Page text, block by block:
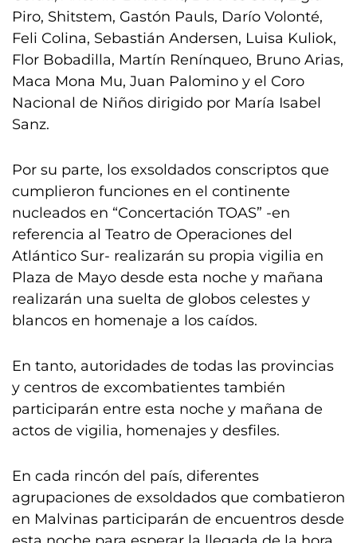
Piro, Shitstem, Gastón Pauls, Darío Volonté,
Feli Colina, Sebastián Andersen, Luisa Kuliok,
Flor Bobadilla, Martín Renínqueo, Bruno Arias,
Maca Mona Mu, Juan Palomino y el Coro
Nacional de Niños dirigido por María Isabel
Sanz.
Por su parte, los exsoldados conscriptos que
cumplieron funciones en el continente
nucleados en “Concertación TOAS” -en
referencia al Teatro de Operaciones del
Atlántico Sur- realizarán su propia vigilia en
Plaza de Mayo desde esta noche y mañana
realizarán una suelta de globos celestes y
blancos en homenaje a los caídos.
En tanto, autoridades de todas las provincias
y centros de excombatientes también
participarán entre esta noche y mañana de
actos de vigilia, homenajes y desfiles.
En cada rincón del país, diferentes
agrupaciones de exsoldados que combatieron
en Malvinas participarán de encuentros desde